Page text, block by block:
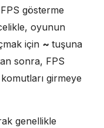
FPS gösterme
oyunun
için ~ tuşuna
sonra, FPS
girmeye
genellikle